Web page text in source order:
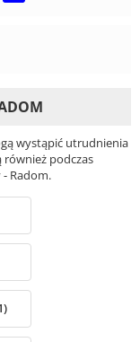
wystąpić utrudnienia
podczas
Radom.